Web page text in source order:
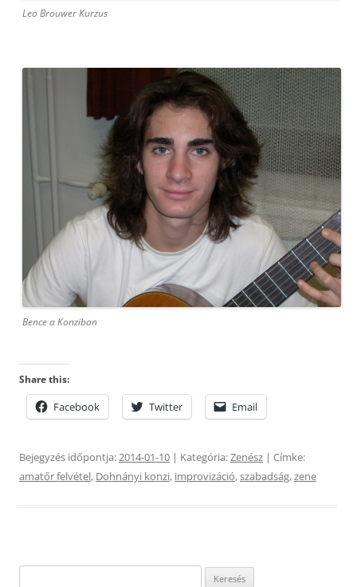
Leo Brouwer Kurzus
Bence a Konziban
Share this:
Facebook Twitter Email
Bejegyzés időpontja:2014-01-10 | Kategória:Zenész | Címke:
amatőr felvétel, Dohnányi konzi, improvizáció,szabadság,zene